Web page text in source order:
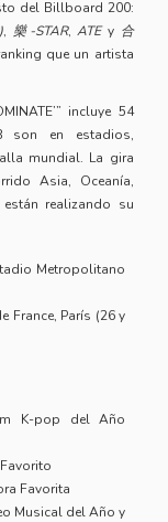
del Billboard 200:
, 樂-STAR,ATEy 合
que un artista
incluye 54
son en estadios,
mundial. La gira
Asia, Oceanía,
están realizando su
Metropolitano
France, París (26 y
K-pop del Año
Favorita
Musical del Año y